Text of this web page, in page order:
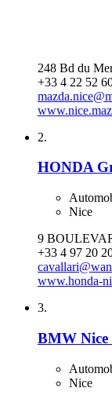
248 Bd du
+33 4 22 52
2.
HONDA
Nice
9
+33 4 97 20
www.honda-
3.
BMW
Nice